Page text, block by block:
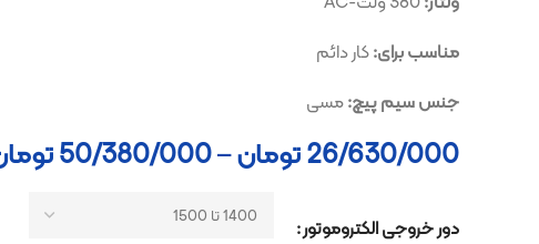
کار دائم
جنس سیم پیچ:مسی
26/630/000تومان–
50/380/000تومان
دور خروجی الکتروموتور